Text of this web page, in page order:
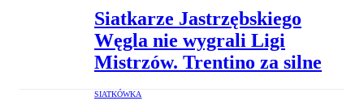
Siatkarze Jastrzębskiego
Węgla nie wygrali Ligi
Mistrzów. Trentino za silne
SIATKÓWKA